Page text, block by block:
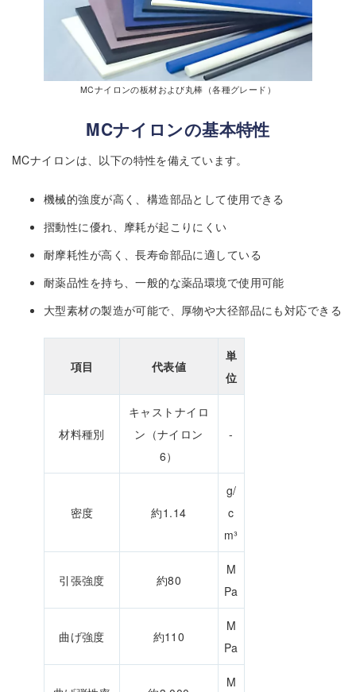
MCナイロンの板材および丸棒（各種グレード）
MCナイロンの基本特性
MCナイロンは、以下の特性を備えています。
機械的強度が高く、構造部品として使用できる
摺動性に優れ、摩耗が起こりにくい
耐摩耗性が高く、長寿命部品に適している
耐薬品性を持ち、一般的な薬品環境で使用可能
大型素材の製造が可能で、厚物や大径部品にも対応できる
項目 代表値
単
位
材料種別
キャストナイロ
ン（ナイロン
6）
-
密度 約1.14
g/
c
m³
引張強度 約80
M
Pa
曲げ強度 約110
M
Pa
M